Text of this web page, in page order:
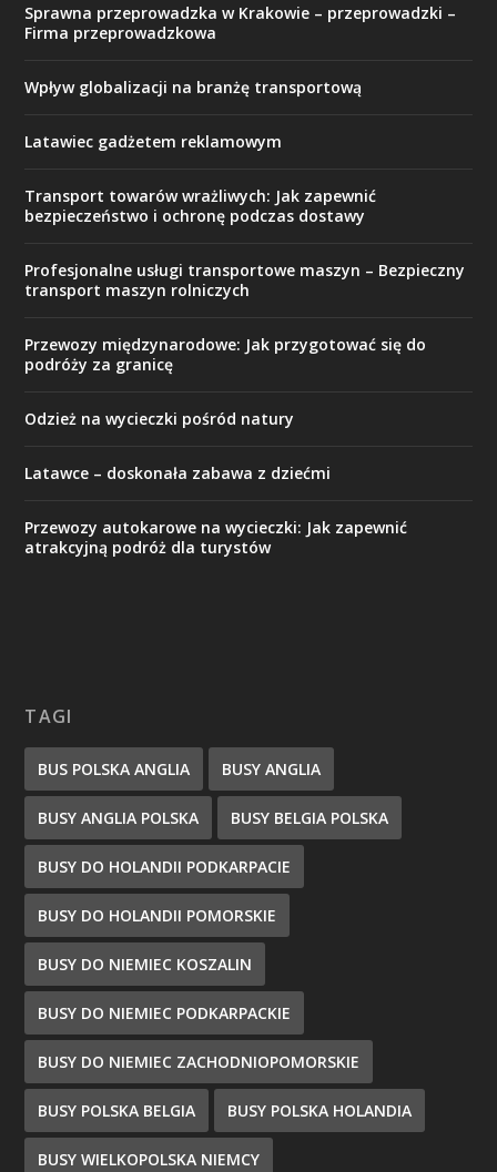
Sprawna przeprowadzka w Krakowie – przeprowadzki –
Firma przeprowadzkowa
Wpływ globalizacji na branżę transportową
Latawiec gadżetem reklamowym
Transport towarów wrażliwych: Jak zapewnić
bezpieczeństwo i ochronę podczas dostawy
Profesjonalne usługi transportowe maszyn – Bezpieczny
transport maszyn rolniczych
Przewozy międzynarodowe: Jak przygotować się do
podróży za granicę
Odzież na wycieczki pośród natury
Latawce – doskonała zabawa z dziećmi
Przewozy autokarowe na wycieczki: Jak zapewnić
atrakcyjną podróż dla turystów
TAGI
BUS POLSKA ANGLIA BUSY ANGLIA
BUSY ANGLIA POLSKA BUSY BELGIA POLSKA
BUSY DO HOLANDII PODKARPACIE
BUSY DO HOLANDII POMORSKIE
BUSY DO NIEMIEC KOSZALIN
BUSY DO NIEMIEC PODKARPACKIE
BUSY DO NIEMIEC ZACHODNIOPOMORSKIE
BUSY POLSKA BELGIA BUSY POLSKA HOLANDIA
BUSY WIELKOPOLSKA NIEMCY